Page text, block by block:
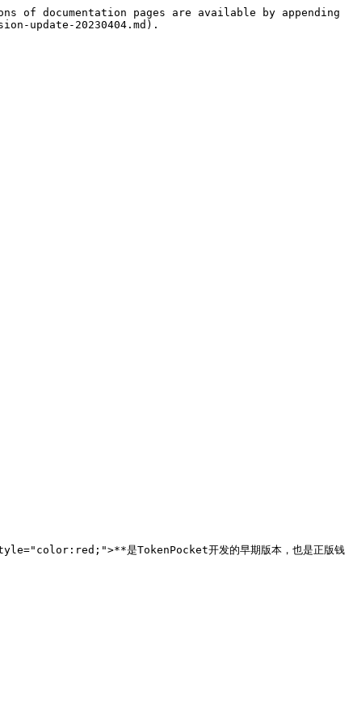
documentation pages are available by appending
update-20230404.md).
是TokenPocket开发的早期版本，也是正版钱